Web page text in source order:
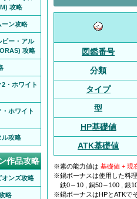
図鑑番号
分類
タイプ
型
HP基礎値
ATK基礎値
※素の能力値は 基礎値 + 現
※鍋ボーナスは使用した料
鉄0～10 , 銅50～100 , 銀
※鍋ボーナスはHPとATKで
攻略
ーン攻略
ビー・アル
攻略
・ホワイト
ホワイト
ル攻略
作品攻略
オンズ攻略
略